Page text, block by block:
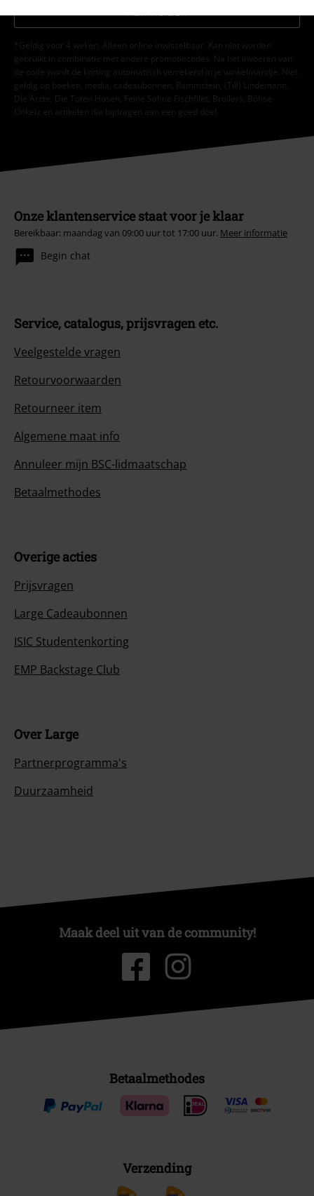
Aanmelden
*Geldig voor 4 weken. Alleen online inwisselbaar. Kan niet worden
gebruikt in combinatie met andere promotiecodes. Na het invoeren van
de code wordt de korting automatisch verrekend in je winkelmandje. Niet
geldig op boeken, media, cadeaubonnen, Rammstein, (Till) Lindemann,
Die Ärzte, Die Toten Hosen, Feine Sahne Fischfilet, Broilers, Böhse
Onkelz en artikelen die bijdragen aan een goed doel.
Onze klantenservice staat voor je klaar
Bereikbaar: maandag van 09:00 uur tot 17:00 uur. Meer informatie
Begin chat
Service, catalogus, prijsvragen etc.
Veelgestelde vragen
Retourvoorwaarden
Retourneer item
Algemene maat info
Annuleer mijn BSC-lidmaatschap
Betaalmethodes
Overige acties
Prijsvragen
Large Cadeaubonnen
ISIC Studentenkorting
EMP Backstage Club
Over Large
Partnerprogramma's
Duurzaamheid
Maak deel uit van de community!
Betaalmethodes
Verzending